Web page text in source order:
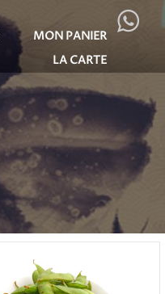
MON PANIER
LA CARTE